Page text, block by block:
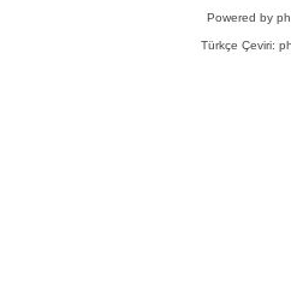
Powered by
Türkçe Çeviri: